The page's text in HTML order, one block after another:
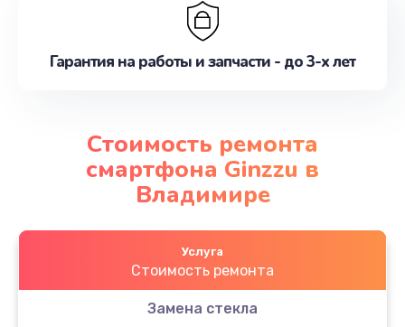
Гарантия на работы и запчасти - до 3-х лет
Стоимость ремонта
смартфона Ginzzu в
Владимире
Услуга
Стоимость ремонта
Замена стекла